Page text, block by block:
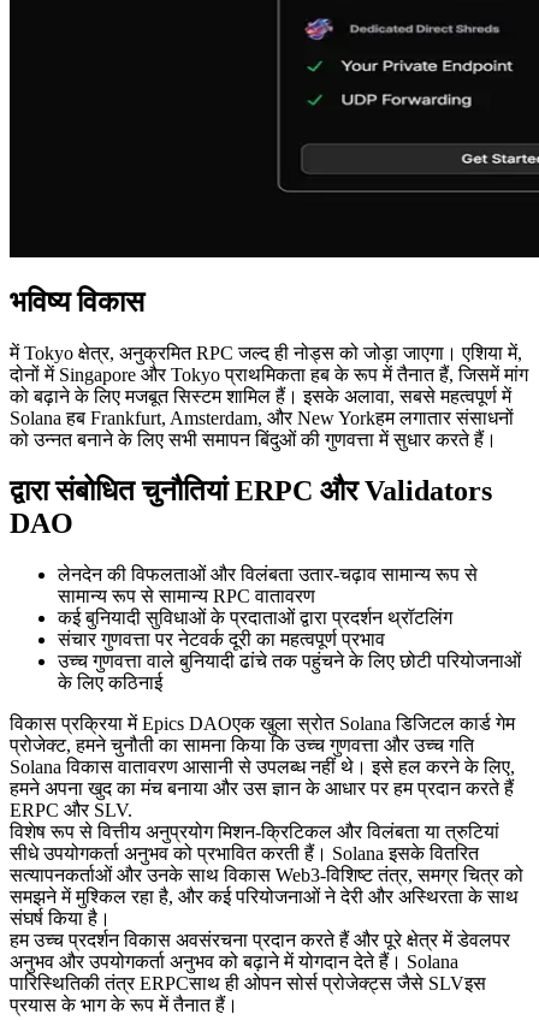
भविष्य विकास
में Tokyo क्षेत्र, अनुक्रमित RPC जल्द ही नोड्स को जोड़ा जाएगा। एशिया में,
दोनों में Singapore और Tokyo प्राथमिकता हब के रूप में तैनात हैं, जिसमें मांग
को बढ़ाने के लिए मजबूत सिस्टम शामिल हैं। इसके अलावा, सबसे महत्वपूर्ण में
Solana हब Frankfurt, Amsterdam, और New Yorkहम लगातार संसाधनों
को उन्नत बनाने के लिए सभी समापन बिंदुओं की गुणवत्ता में सुधार करते हैं।
द्वारा संबोधित चुनौतियां ERPC और Validators
DAO
लेनदेन की विफलताओं और विलंबता उतार-चढ़ाव सामान्य रूप से
सामान्य रूप से सामान्य RPC वातावरण
कई बुनियादी सुविधाओं के प्रदाताओं द्वारा प्रदर्शन थ्रॉटलिंग
संचार गुणवत्ता पर नेटवर्क दूरी का महत्वपूर्ण प्रभाव
उच्च गुणवत्ता वाले बुनियादी ढांचे तक पहुंचने के लिए छोटी परियोजनाओं
के लिए कठिनाई
विकास प्रक्रिया में Epics DAOएक खुला स्रोत Solana डिजिटल कार्ड गेम
प्रोजेक्ट, हमने चुनौती का सामना किया कि उच्च गुणवत्ता और उच्च गति
Solana विकास वातावरण आसानी से उपलब्ध नहीं थे। इसे हल करने के लिए,
हमने अपना खुद का मंच बनाया और उस ज्ञान के आधार पर हम प्रदान करते हैं
ERPC और SLV.
विशेष रूप से वित्तीय अनुप्रयोग मिशन-क्रिटिकल और विलंबता या त्रुटियां
सीधे उपयोगकर्ता अनुभव को प्रभावित करती हैं। Solana इसके वितरित
सत्यापनकर्ताओं और उनके साथ विकास Web3-विशिष्ट तंत्र, समग्र चित्र को
समझने में मुश्किल रहा है, और कई परियोजनाओं ने देरी और अस्थिरता के साथ
संघर्ष किया है।
हम उच्च प्रदर्शन विकास अवसंरचना प्रदान करते हैं और पूरे क्षेत्र में डेवलपर
अनुभव और उपयोगकर्ता अनुभव को बढ़ाने में योगदान देते हैं। Solana
पारिस्थितिकी तंत्र ERPCसाथ ही ओपन सोर्स प्रोजेक्ट्स जैसे SLVइस
प्रयास के भाग के रूप में तैनात हैं।